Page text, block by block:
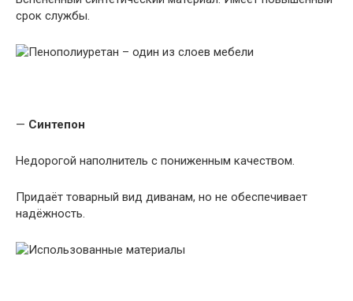
срок службы.
— Синтепон
Недорогой наполнитель с пониженным качеством.
Придаёт товарный вид диванам, но не обеспечивает
надёжность.